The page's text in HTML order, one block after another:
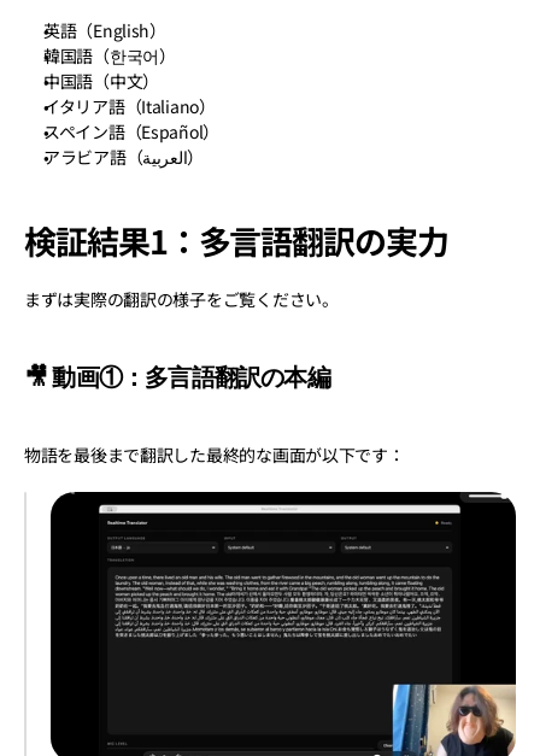
英語（English）
韓国語（한국어）
中国語（中文）
イタリア語（Italiano）
スペイン語（Español）
アラビア語（العربية）
検証結果1：多言語翻訳の実力
まずは実際の翻訳の様子をご覧ください。
🎥 動画①：多言語翻訳の本編
物語を最後まで翻訳した最終的な画面が以下です：